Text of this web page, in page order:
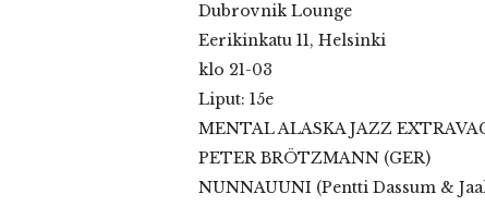
Dubrovnik Lounge
Eerikinkatu 11, Helsinki
klo 21-03
Liput: 15e
MENTAL ALASKA JAZZ
PETER BRÖTZMANN (GER)
NUNNAUUNI (Pentti Dassum &